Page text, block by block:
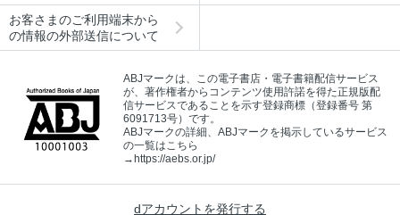
お客さまのご利用端末から
の情報の外部送信について
ABJマークは、この電子書店・電子書籍配信サービス
が、著作権者からコンテンツ使用許諾を得た正規版配
信サービスであることを示す登録商標（登録番号 第
6091713号）です。
ABJマークの詳細、ABJマークを掲示しているサービス
の一覧はこちら
→ https://aebs.or.jp/
dアカウントを発行する